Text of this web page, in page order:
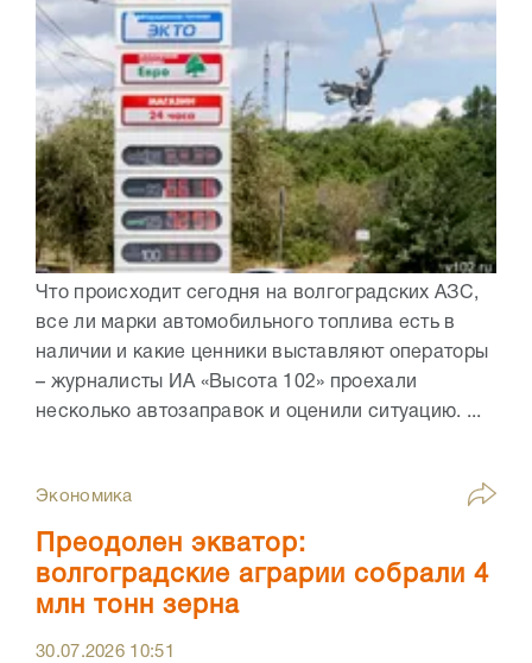
Что происходит сегодня на волгоградских АЗС,
все ли марки автомобильного топлива есть в
наличии и какие ценники выставляют операторы
– журналисты ИА «Высота 102» проехали
несколько автозаправок и оценили ситуацию. ...
Экономика
Преодолен экватор:
волгоградские аграрии собрали 4
млн тонн зерна
30.07.2026 10:51